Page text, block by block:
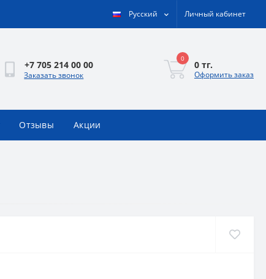
Русский Личный кабинет
+7 705 214 00 00
Заказать звонок
0
0 тг.
Оформить заказ
Отзывы Акции